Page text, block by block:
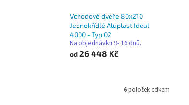
Vchodové dveře 80x210
Jednokřídlé Aluplast Ideal
4000 - Typ 02
Na objednávku 9- 16 dnů.
od26 448 Kč
6položek celkem